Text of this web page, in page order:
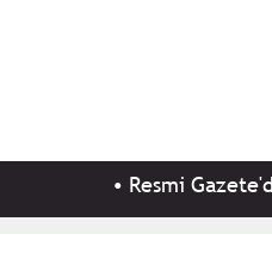
Resmi Gazete'de